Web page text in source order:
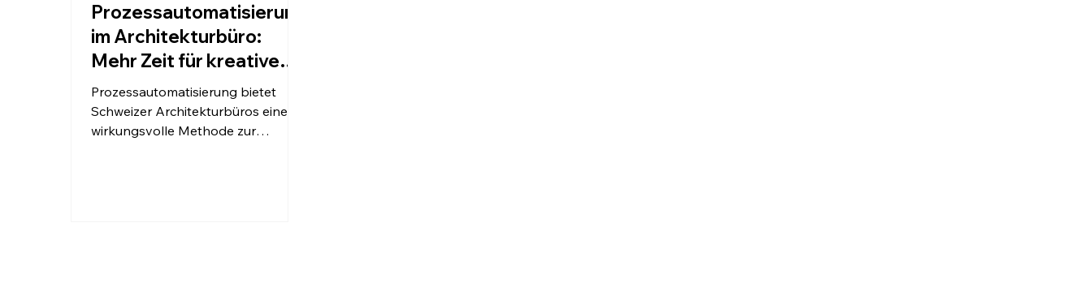
Prozessautomatisierung
im Architekturbüro:
Mehr Zeit für kreative
Planung in der Schweiz
Prozessautomatisierung bietet
Schweizer Architekturbüros eine
wirkungsvolle Methode zur